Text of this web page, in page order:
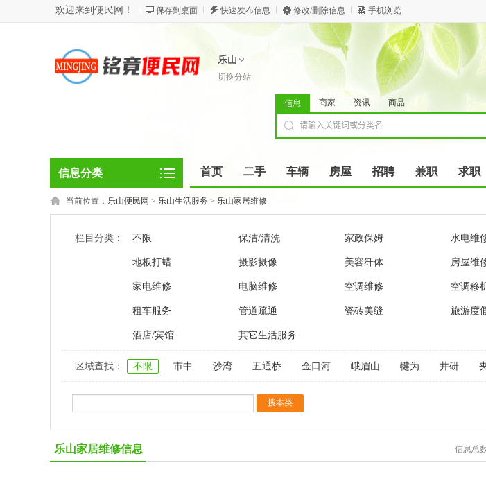
欢迎来到便民网！ 保存到桌面 快速发布信息 修改/删除信息 手机浏览
乐山
切换分站
信息 商家 资讯 商品
信息分类 首页 二手 车辆 房屋 招聘 兼职 求职
当前位置： 乐山便民网 > 乐山生活服务 > 乐山家居维修
栏目分类： 不限 保洁/清洗 家政保姆 水电维
地板打蜡 摄影摄像 美容纤体 房屋维
家电维修 电脑维修 空调维修 空调移
租车服务 管道疏通 瓷砖美缝 旅游度
酒店/宾馆 其它生活服务
区域查找： 不限 市中 沙湾 五通桥 金口河 峨眉山 犍为 井研
乐山家居维修信息 信息总